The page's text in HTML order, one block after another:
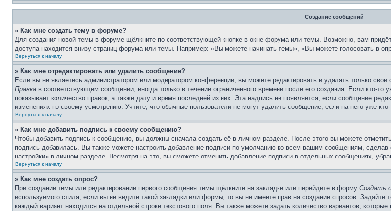
Создание сообщений
» Как мне создать тему в форуме?
Для создания новой темы в форуме щёлкните по соответствующей кнопке в окне форума или темы. Возможно, вам
доступа находится внизу страниц форума или темы. Например: «Вы можете начинать темы», «Вы можете голосовать в
Вернуться к началу
» Как мне отредактировать или удалить сообщение?
Если вы не являетесь администратором или модератором конференции, вы можете редактировать и удалять только
Правка в соответствующем сообщении, иногда только в течение ограниченного времени после его создания. Если кто-
показывает количество правок, а также дату и время последней из них. Эта надпись не появляется, если сообщение
изменениях по своему усмотрению. Учтите, что обычные пользователи не могут удалить сообщение, если на него уже кто-
Вернуться к началу
» Как мне добавить подпись к своему сообщению?
Чтобы добавить подпись к сообщению, вы должны сначала создать её в личном разделе. После этого вы можете
подпись добавилась. Вы также можете настроить добавление подписи по умолчанию ко всем вашим сообщениям,
настройки» в личном разделе. Несмотря на это, вы сможете отменить добавление подписи в отдельных сообщениях,
Вернуться к началу
» Как мне создать опрос?
При создании темы или редактировании первого сообщения темы щёлкните на закладке или перейдите в форму Создать
используемого стиля; если вы не видите такой закладки или формы, то вы не имеете прав на создание опросов.
каждый вариант находится на отдельной строке текстового поля. Вы также можете задать количество вариантов,